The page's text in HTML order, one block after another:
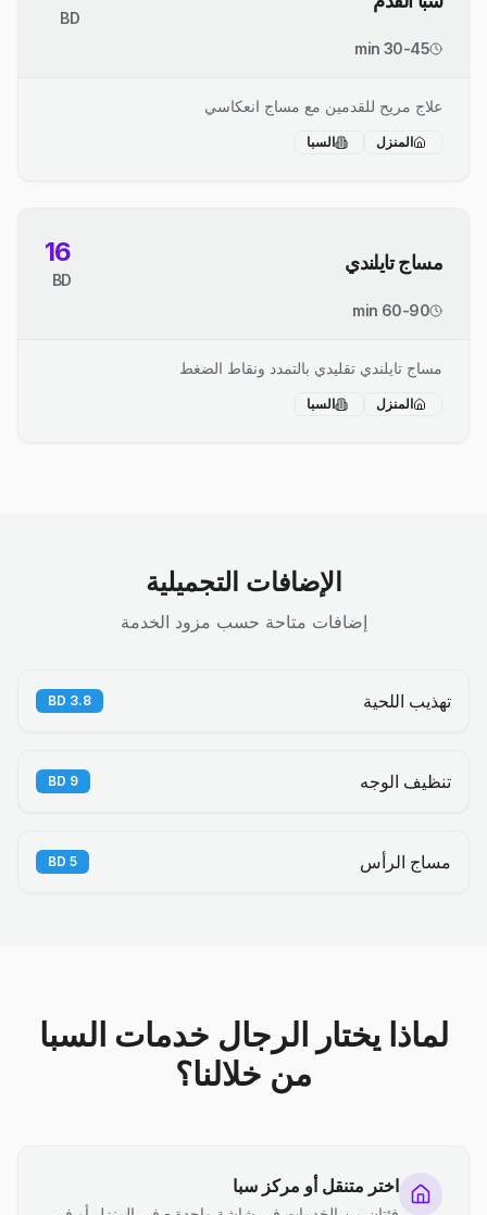
BD
30-45 min
علاج مريح للقدمين مع مساج انعكاسي
المنزل السبا
مساج تايلندي 16
BD
60-90 min
مساج تايلندي تقليدي بالتمدد ونقاط الضغط
المنزل السبا
الإضافات التجميلية
إضافات متاحة حسب مزود الخدمة
تهذيب اللحية 3.8
BD
تنظيف الوجه 9
BD
مساج الرأس 5
BD
لماذا يختار الرجال خدمات السبا
من خلالنا؟
اختر متنقل أو مركز سبا